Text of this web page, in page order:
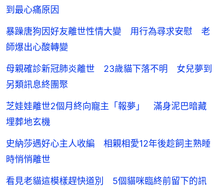
到最心痛原因
暴躁唐狗因好友離世性情大變 用行為尋求安慰 老
師爆出心酸轉變
母親確診新冠肺炎離世 23歲貓下落不明 女兒夢到
另類訊息終團聚
芝娃娃離世2個月終向寵主「報夢」 滿身泥巴暗藏
埋葬地玄機
史納莎遇好心主人收編 相親相愛12年後趁飼主熟睡
時悄悄離世
看見老貓這模樣趕快道別 5個貓咪臨終前留下的訊